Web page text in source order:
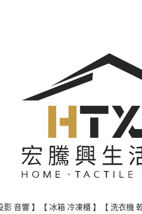
影 音響 】 【 冰箱 冷凍櫃 】 【 洗衣機